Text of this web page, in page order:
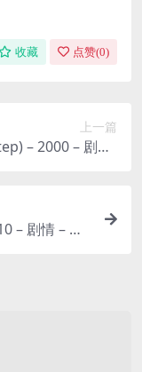
收藏 点赞(0)
上一篇
– 2000 – 剧情/
个翻译），平静
打乱。🇯🇵｜ CN
– 剧情 – 夸
续9次司法考
｜ JP